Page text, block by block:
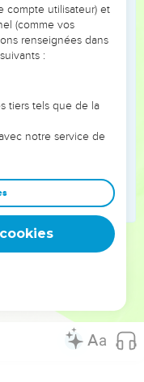
pour qu'ils
sa chute et
la maison de l'Eternel
de rue de Jérusalem.
des hauts lieux
Il irrita ainsi l'Eternel,
derniers, tout ce
rois de Juda et
et on l'enterra dans la
compte utilisateur) et
(comme vos
renseignées dans
:
tiers tels que de la
notre service de